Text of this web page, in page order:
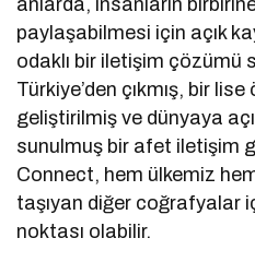
anlarda, insanların
paylaşabilmesi için açık
odaklı bir iletişim çözümü
Türkiye’den çıkmış, bir
geliştirilmiş ve dünyaya
sunulmuş bir afet iletişim
Connect, hem ülkemiz
taşıyan diğer coğrafyalar
noktası olabilir.